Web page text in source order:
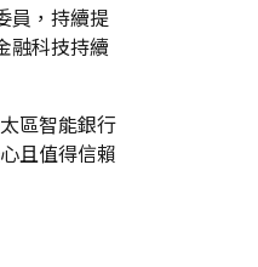
員，持續提
融科技持續
區智能銀行
且值得信賴